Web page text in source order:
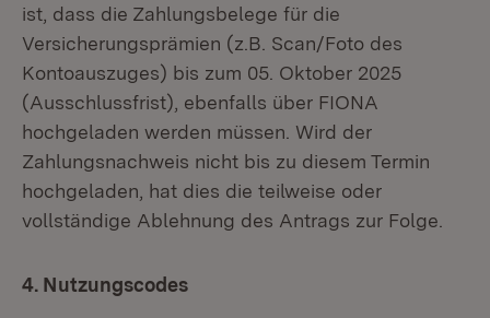
ist, dass die Zahlungsbelege für die
Versicherungsprämien (z.B. Scan/Foto des
Kontoauszuges) bis zum 05. Oktober 2025
(Ausschlussfrist), ebenfalls über FIONA
hochgeladen werden müssen. Wird der
Zahlungsnachweis nicht bis zu diesem Termin
hochgeladen, hat dies die teilweise oder
vollständige Ablehnung des Antrags zur Folge.
4. Nutzungscodes